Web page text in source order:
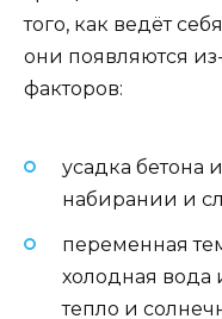
того, как ведёт
они появляются
факторов:
усадка бетона
набирании и
переменная
холодная вода
тепло и